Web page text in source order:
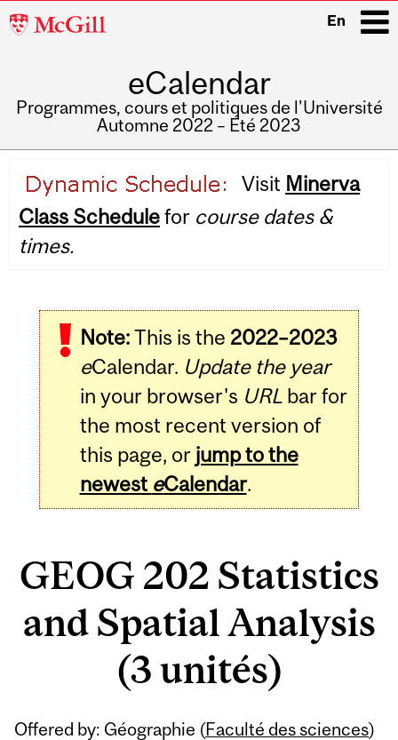
McGill
En
eCalendar
Programmes, cours et politiques de l'Université
Automne 2022 – Été 2023
navigation
Visit Minerva
Class Schedulefor course dates &
times.
Note:This is the 2022–2023
eCalendar. Update the year
in your browser's URLbar for
the most recent version of
this page, or jump to the
newest eCalendar.
GEOG 202 Statistics
and Spatial Analysis
(3 unités)
Offered by: Géographie (Faculté des sciences)
Related